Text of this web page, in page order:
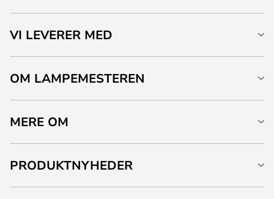
VI LEVERER MED
OM LAMPEMESTEREN
MERE OM
PRODUKTNYHEDER